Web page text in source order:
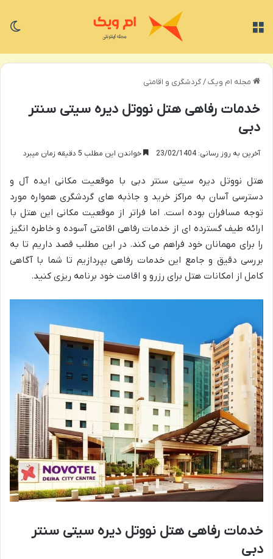
مجله ام ویک/گردشگری و اقامتی
خدمات رفاهی هتل نووتل دیره سیتی سنتر
دبی
آخرین به روز رسانی: 23/02/1404 خواندن این مطلب 5 دقیقه زمان میبرد
هتل نووتل دیره سیتی سنتر دبی با موقعیت مکانی ایده آل و
دسترسی آسان به مراکز خرید و جاذبه های گردشگری همواره مورد
توجه مسافران بوده است. اما فراتر از موقعیت مکانی این هتل با
ارائه طیف گسترده ای از خدمات رفاهی اقامتی آسوده و خاطره انگیز
را برای مهمانان خود فراهم می کند. در این مطلب قصد داریم تا به
بررسی دقیق و جامع این خدمات رفاهی بپردازیم تا شما با آگاهی
کامل از امکانات هتل برای رزرو و اقامت خود برنامه ریزی کنید.
خدمات رفاهی هتل نووتل دیره سیتی سنتر
دبی